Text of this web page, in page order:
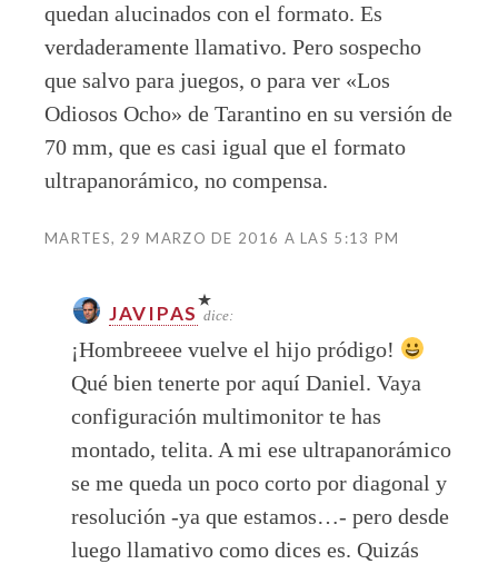
quedan alucinados con el formato. Es
verdaderamente llamativo. Pero sospecho
que salvo para juegos, o para ver «Los
Odiosos Ocho» de Tarantino en su versión de
70 mm, que es casi igual que el formato
ultrapanorámico, no compensa.
MARTES, 29 MARZO DE 2016 A LAS 5:13 PM
JAVIPAS dice:
¡Hombreeee vuelve el hijo pródigo!
Qué bien tenerte por aquí Daniel. Vaya
configuración multimonitor te has
montado, telita. A mi ese ultrapanorámico
se me queda un poco corto por diagonal y
resolución -ya que estamos…- pero desde
luego llamativo como dices es. Quizás